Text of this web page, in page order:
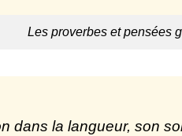
Les proverbes et pensées
dans la langueur, son